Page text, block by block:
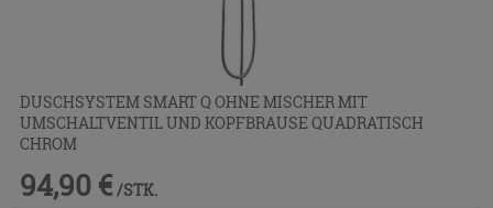
DUSCHSYSTEM SMART Q OHNE MISCHER MIT
UMSCHALTVENTIL UND KOPFBRAUSE QUADRATISCH
CHROM
94,90 € /STK.